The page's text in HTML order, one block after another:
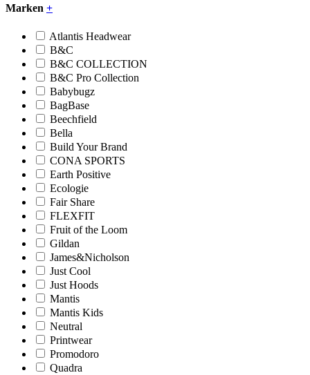
Marken +
Atlantis Headwear
B&C
B&C COLLECTION
B&C Pro Collection
Babybugz
BagBase
Beechfield
Bella
Build Your Brand
CONA SPORTS
Earth Positive
Ecologie
Fair Share
FLEXFIT
Fruit of the Loom
Gildan
James&Nicholson
Just Cool
Just Hoods
Mantis
Mantis Kids
Neutral
Printwear
Promodoro
Quadra